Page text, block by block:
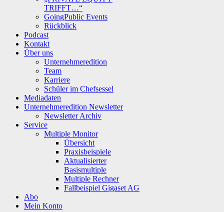
TRIFFT…“
GoingPublic Events
Rückblick
Podcast
Kontakt
Über uns
Unternehmeredition
Team
Karriere
Schüler im Chefsessel
Mediadaten
Unternehmeredition Newsletter
Newsletter Archiv
Service
Multiple Monitor
Übersicht
Praxisbeispiele
Aktualisierter
Basismultiple
Multiple Rechner
Fallbeispiel Gigaset AG
Abo
Mein Konto